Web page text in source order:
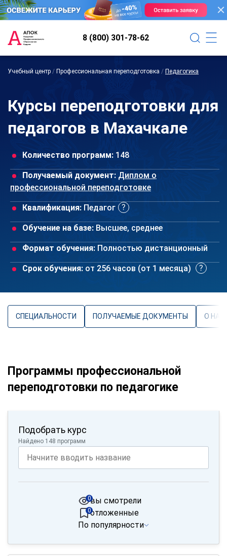
8 (800) 301-78-62
Учебный центр / Профессиональная переподготовка / Педагогика
Курсы переподготовки для
педагогов в Махачкале
Количество программ: 148
Получаемый документ: Диплом о
профессиональной переподготовке
Квалификация: Педагог
Обучение на базе: Высшее, среднее
Формат обучения: Полностью дистанционный
Срок обучения: от 256 часов (от 1 месяца)
СПЕЦИАЛЬНОСТИ ПОЛУЧАЕМЫЕ ДОКУМЕНТЫ О
Программы профессиональной
переподготовки по педагогике
Подобрать курс
Найдено 148 программ
вы смотрели
0
отложенные
0
По популярности